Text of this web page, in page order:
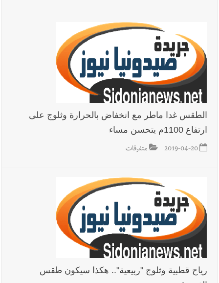
الطقس غدا ماطر مع انخفاض بالحرارة وثلوج على
ارتفاع 1100م يتحسن مساء
2019-04-20 متفرقات
رياح قطبية وثلوج "ربيعية".. هكذا سيكون طقس